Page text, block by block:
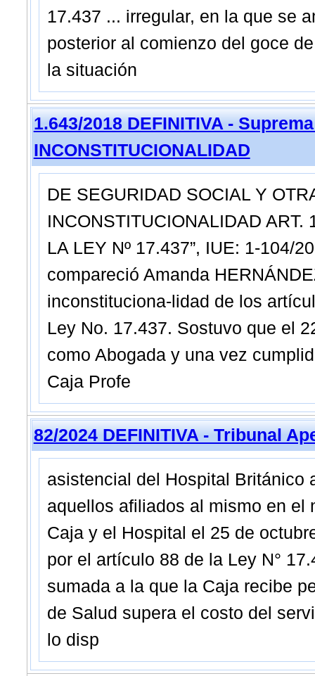
17.437 ... irregular, en la que se
posterior al comienzo del goce
la situación
1.643/2018 DEFINITIVA -
INCONSTITUCIONALIDAD
DE SEGURIDAD SOCIAL Y
INCONSTITUCIONALIDAD ART.
LA LEY Nº 17.437”, IUE: 1-
compareció Amanda
inconstituciona-lidad de los
Ley No. 17.437. Sostuvo que el
como Abogada y una vez
Caja Profe
82/2024 DEFINITIVA - Tribunal
asistencial del Hospital Británico
aquellos afiliados al mismo en el
Caja y el Hospital el 25 de
por el artículo 88 de la Ley N°
sumada a la que la Caja recibe
de Salud supera el costo del
lo disp